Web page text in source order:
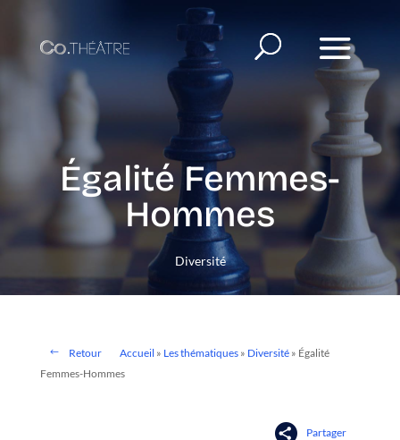
Égalité Femmes-
Hommes
Diversité
Retour Accueil » Les thématiques» Diversité» Égalité
Femmes-Hommes
Partager